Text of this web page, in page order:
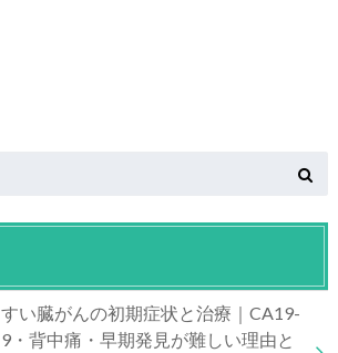
すい臓がんの初期症状と治療｜CA19-
9・背中痛・早期発見が難しい理由と